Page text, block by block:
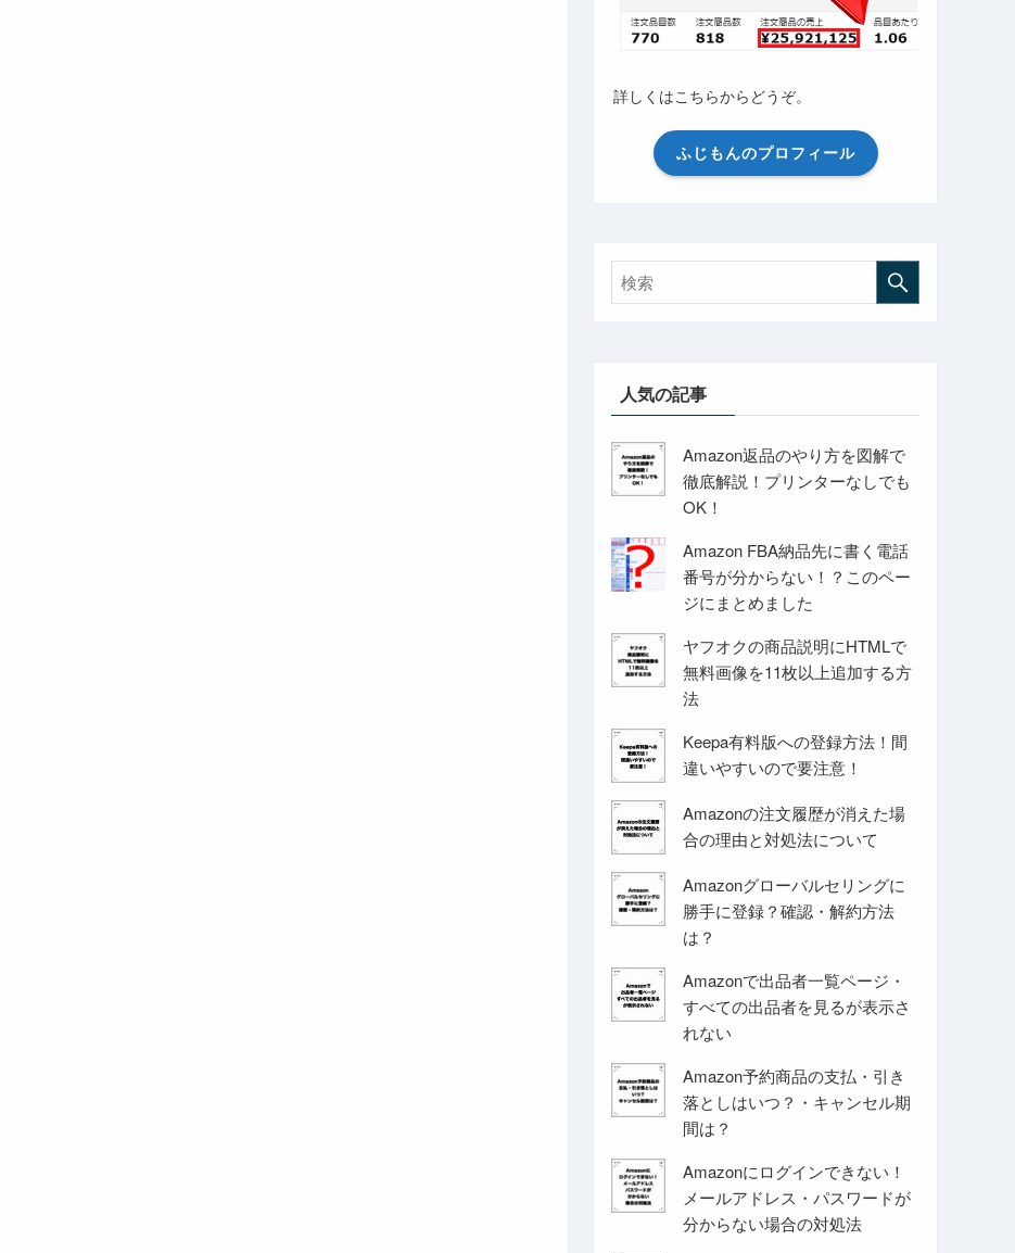
詳しくはこちらからどうぞ。
ふじもんのプロフィール
人気の記事
Amazon返品のやり方を図解で
徹底解説！プリンターなしでも
OK！
Amazon FBA納品先に書く電話
番号が分からない！？このペー
ジにまとめました
ヤフオクの商品説明にHTMLで
無料画像を11枚以上追加する方
法
Keepa有料版への登録方法！間
違いやすいので要注意！
Amazonの注文履歴が消えた場
合の理由と対処法について
Amazonグローバルセリングに
勝手に登録？確認・解約方法
は？
Amazonで出品者一覧ページ・
すべての出品者を見るが表示さ
れない
Amazon予約商品の支払・引き
落としはいつ？・キャンセル期
間は？
Amazonにログインできない！
メールアドレス・パスワードが
分からない場合の対処法